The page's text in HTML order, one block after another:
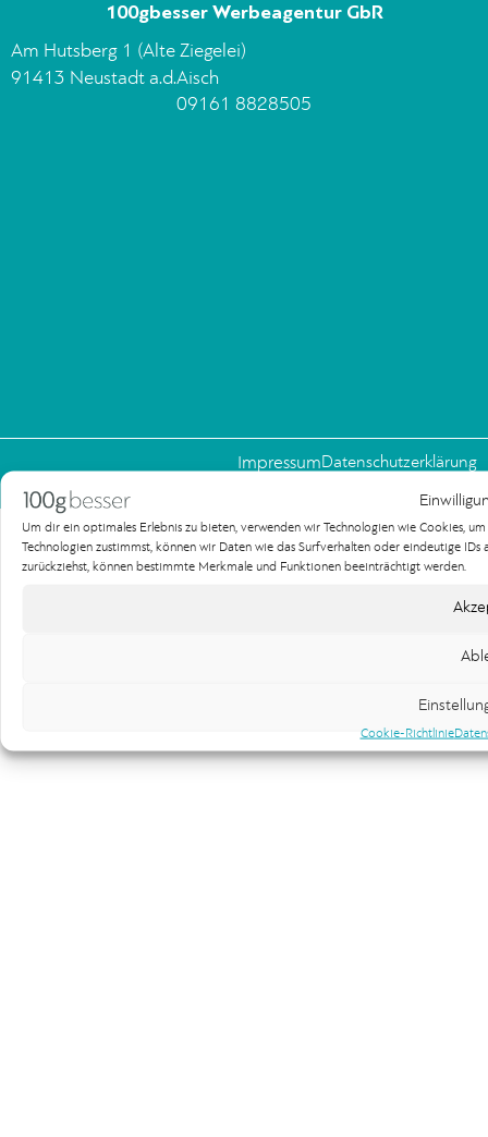
Um dir ein optimales Erlebnis zu bieten, verwenden wir Technologien wie Cookies,
Technologien zustimmst, können wir Daten wie das Surfverhalten oder eindeutige
zurückziehst, können bestimmte Merkmale und Funktionen beeinträchtigt werden.
Cookie-Richtlinie
100gbesser Werbeagentur GbR
Am Hutsberg 1 (Alte Ziegelei)
91413 Neustadt a.d.Aisch
09161 8828505
Datenschutzerklärung
Impressum